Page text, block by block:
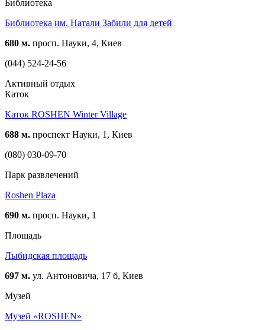
Библиотека
Библиотека им. Натали Забили для детей
680 м. просп. Науки, 4, Киев
(044) 524-24-56
Активный отдых
Каток
Каток ROSHEN Winter Village
688 м. проспект Науки, 1, Киев
(080) 030-09-70
Парк развлечений
Roshen Plaza
690 м. просп. Науки, 1
Площадь
Лыбидская площадь
697 м. ул. Антоновича, 17 б, Киев
Музей
Музей «ROSHEN»